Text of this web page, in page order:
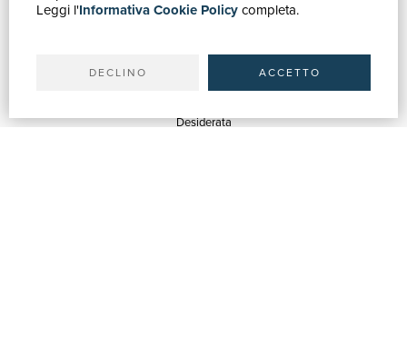
Leggi l'Informativa Cookie Policycompleta.
DECLINO ACCETTO
Ricerca avanzata
Spedizioni
Desiderata